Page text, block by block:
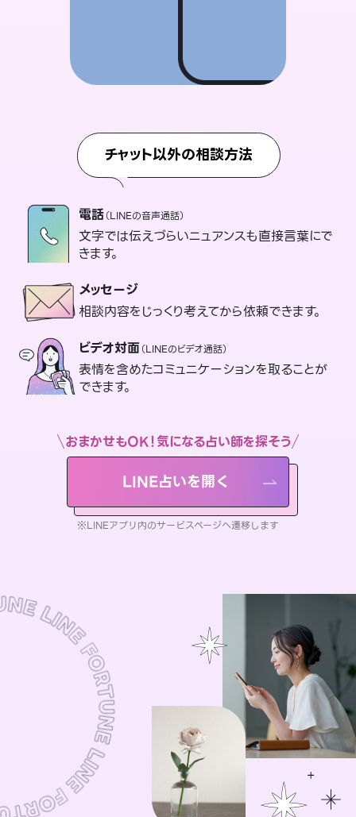
チャット以外の相談方法
電話（LINEの音声通話）
文字では伝えづらいニュアンスも直接言葉にで
きます。
メッセージ
相談内容をじっくり考えてから依頼できます。
ビデオ対面（LINEのビデオ通話）
表情を含めたコミュニケーションを取ることが
できます。
おまかせもOK！気になる占い師を探そう
LINE占いを開く
※LINEアプリ内のサービスページへ遷移します